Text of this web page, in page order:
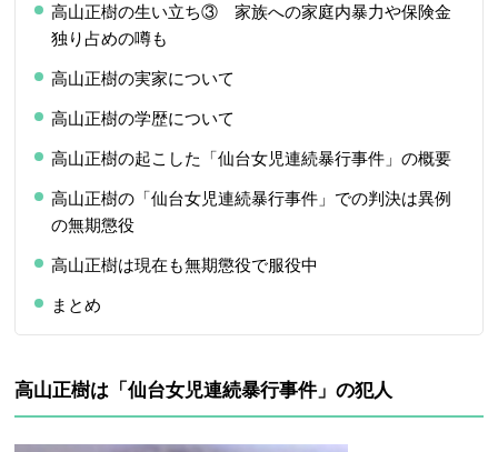
高山正樹の生い立ち③ 家族への家庭内暴力や保険金
独り占めの噂も
高山正樹の実家について
高山正樹の学歴について
高山正樹の起こした「仙台女児連続暴行事件」の概要
高山正樹の「仙台女児連続暴行事件」での判決は異例
の無期懲役
高山正樹は現在も無期懲役で服役中
まとめ
高山正樹は「仙台女児連続暴行事件」の犯人